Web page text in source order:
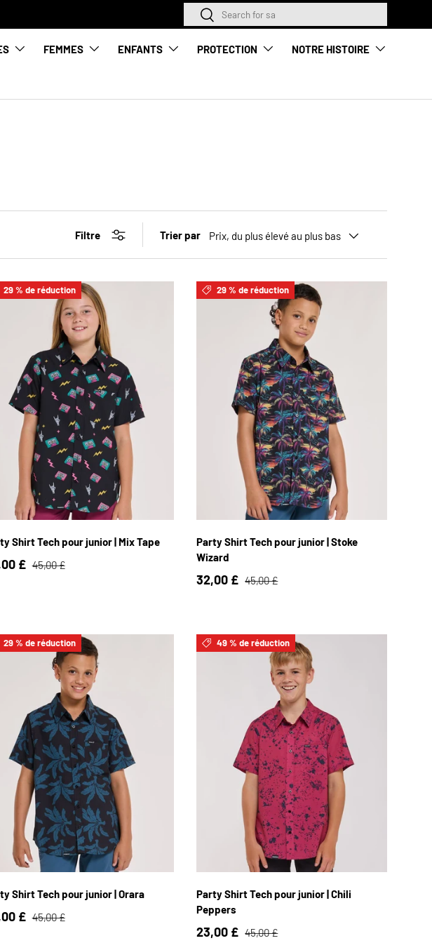
Rechercher
Rechercher
FEMMES ENFANTS PROTECTION
NOTRE HISTOIRE
Filtre Trier par Prix, du plus élevé au plus bas
29 % de réduction
Shirt Tech pour junior | Mix Tape
£ 45,00 £
YXS / 4 YS / 6 YM / 8
YL / 10
YXL / 12
Y2XL / 14
29 % de réduction
Party Shirt Tech pour junior | Stoke
Wizard
32,00 £ 45,00 £
YXS / 4 YS / 6 YM / 8
YL / 10
YXL / 12
Y2XL / 14
29 % de réduction
Shirt Tech pour junior | Orara
£ 45,00 £
YXS / 4 YS / 6 YM / 8
YL / 10
YXL / 12
Y2XL / 14
49 % de réduction
Party Shirt Tech pour junior | Chili
Peppers
23,00 £ 45,00 £
YXS / 4 YS / 6 YM / 8
YL / 10
YXL / 12
Y2XL / 14